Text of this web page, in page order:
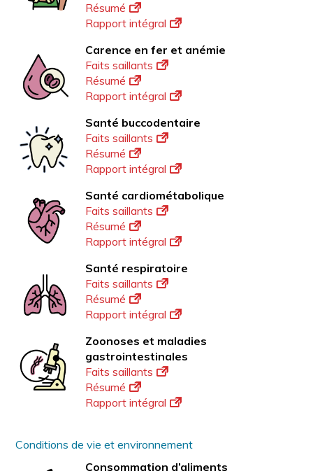
Résumé
Rapport intégral
Carence en fer et anémie
Faits saillants
Résumé
Rapport intégral
Santé buccodentaire
Faits saillants
Résumé
Rapport intégral
Santé cardiométabolique
Faits saillants
Résumé
Rapport intégral
Santé respiratoire
Faits saillants
Résumé
Rapport intégral
Zoonoses et maladies
gastrointestinales
Faits saillants
Résumé
Rapport intégral
Conditions de vie et environnement
Consommation d’aliments